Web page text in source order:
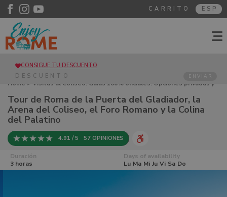
ESP
CARRITO
CONSIGUE TU DESCUENTO
ENVIAR
Home > Visitas al Coliseo. Guías 100% oficiales. Opciones privadas y
Coliseo, el Foro Romano y la Colina del Palatino
Tour de Roma de la Puerta del Gladiador, la
Arena del Coliseo, el Foro Romano y la Colina
del Palatino
4.91 / 5 57 OPINIONES
Days of availability
Lu Ma Mi Ju Vi Sa Do
Duración
3 horas